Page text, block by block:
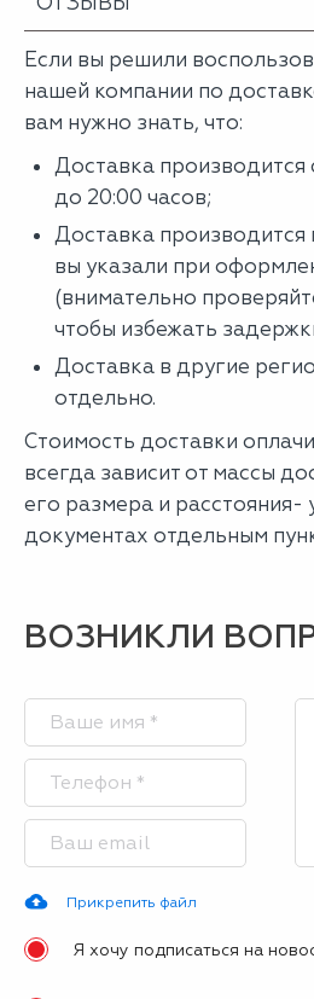
Если вы решили
нашей компании по
вам нужно знать, что:
Доставка производится
до 20:00 часов;
Доставка производится
вы указали при
(внимательно
чтобы избежать
Доставка в другие
отдельно.
Стоимость доставки
всегда зависит от массы
его размера и расстояния-
документах отдельным
ВОЗНИКЛИ
Прикрепить файл
Я хочу подписаться на